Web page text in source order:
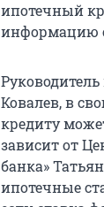
ипотечный
информацию
Ковалев, в
кредиту
зависит от
банка»
ипотечные